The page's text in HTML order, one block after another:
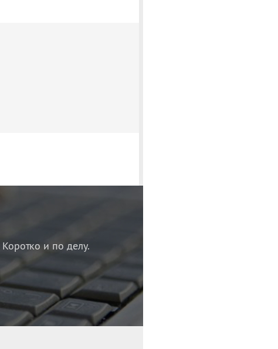
Коротко и по делу.